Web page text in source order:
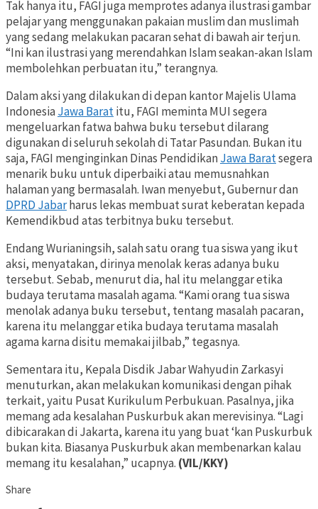
Tak hanya itu, FAGI juga memprotes adanya ilustrasi gambar
pelajar yang menggunakan pakaian muslim dan muslimah
yang sedang melakukan pacaran sehat di bawah air terjun.
“Ini kan ilustrasi yang merendahkan Islam seakan-akan Islam
membolehkan perbuatan itu,” terangnya.
Dalam aksi yang dilakukan di depan kantor Majelis Ulama
IndonesiaJawa Baratitu, FAGI meminta MUI segera
mengeluarkan fatwa bahwa buku tersebut dilarang
digunakan di seluruh sekolah di Tatar Pasundan. Bukan itu
saja, FAGI menginginkan Dinas PendidikanJawa Baratsegera
menarik buku untuk diperbaiki atau memusnahkan
halaman yang bermasalah. Iwan menyebut, Gubernur dan
DPRD Jabarharus lekas membuat surat keberatan kepada
Kemendikbud atas terbitnya buku tersebut.
Endang Wurianingsih, salah satu orang tua siswa yang ikut
aksi, menyatakan, dirinya menolak keras adanya buku
tersebut. Sebab, menurut dia, hal itu melanggar etika
budaya terutama masalah agama. “Kami orang tua siswa
menolak adanya buku tersebut, tentang masalah pacaran,
karena itu melanggar etika budaya terutama masalah
agama karna disitu memakai jilbab,” tegasnya.
Sementara itu, Kepala Disdik Jabar Wahyudin Zarkasyi
menuturkan, akan melakukan komunikasi dengan pihak
terkait, yaitu Pusat Kurikulum Perbukuan. Pasalnya, jika
memang ada kesalahan Puskurbuk akan merevisinya. “Lagi
dibicarakan di Jakarta, karena itu yang buat ‘kan Puskurbuk
bukan kita. Biasanya Puskurbuk akan membenarkan kalau
memang itu kesalahan,” ucapnya. (VIL/KKY)
Share